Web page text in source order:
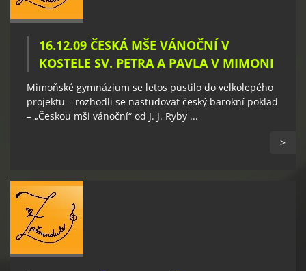
16.12.09 ČESKÁ MŠE VÁNOČNÍ V
KOSTELE SV. PETRA A PAVLA V MIMONI
Mimoňské gymnázium se letos pustilo do velkolepého
projektu – rozhodli se nastudovat český barokní poklad
– „Českou mši vánoční“ od J. J. Ryby ...
>